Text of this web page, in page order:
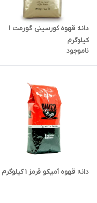
دانه قهوه کورسینی گورمت 1
کیلوگرم
ناموجود
دانه قهوه آمیکو قرمز ۱ کیلوگرم